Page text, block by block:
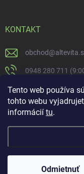
Tento web používa
tohto webu
informácií tu.
Odmietnuť
KONTAKT
obchod@
0948 280 711
Altevita.sk
altevita
Copyright 2026